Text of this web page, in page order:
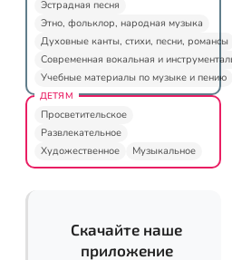
Эстрадная песня
Этно, фольклор, народная музыка
Духовные канты, стихи, песни, романсы
Современная вокальная и
Учебные материалы по музыке и пению
ДЕТЯМ
Просветительское
Развлекательное
Художественное
Музыкальное
Скачайте наше
приложение